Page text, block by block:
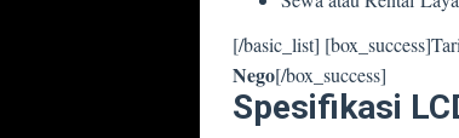
[/basic_list]
Nego[/box_success]
Spesifikasi